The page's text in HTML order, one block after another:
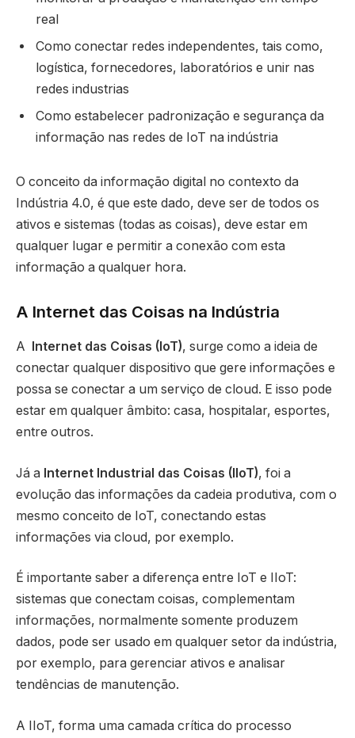
real
Como conectar redes independentes, tais como,
logística, fornecedores, laboratórios e unir nas
redes industrias
Como estabelecer padronização e segurança da
informação nas redes de IoT na indústria
O conceito da informação digital no contexto da
Indústria 4.0, é que este dado, deve ser de todos os
ativos e sistemas (todas as coisas), deve estar em
qualquer lugar e permitir a conexão com esta
informação a qualquer hora.
A Internet das Coisas na Indústria
A Internet das Coisas (IoT), surge como a ideia de
conectar qualquer dispositivo que gere informações e
possa se conectar a um serviço de cloud. E isso pode
estar em qualquer âmbito: casa, hospitalar, esportes,
entre outros.
Já a Internet Industrial das Coisas (IIoT), foi a
evolução das informações da cadeia produtiva, com o
mesmo conceito de IoT, conectando estas
informações via cloud, por exemplo.
É importante saber a diferença entre IoT e IIoT:
sistemas que conectam coisas, complementam
informações, normalmente somente produzem
dados, pode ser usado em qualquer setor da indústria,
por exemplo, para gerenciar ativos e analisar
tendências de manutenção.
A IIoT, forma uma camada crítica do processo